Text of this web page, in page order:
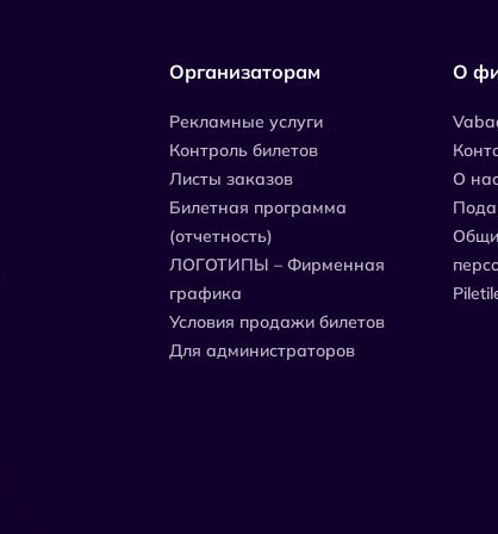
Организаторам
Рекламные услуги
Контроль билетов
Листы заказов
Билетная программа
(отчетность)
ЛОГОТИПЫ – Фирменная
графика
Условия продажи билетов
Для администраторов
О
О